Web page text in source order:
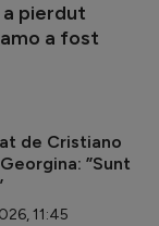
a pierdut
a fost
de Cristiano
”Sunt
11:45